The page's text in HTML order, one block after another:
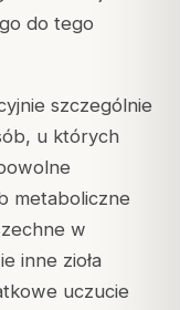
do tego
szczególnie
u których
metaboliczne
w
inne zioła
uczucie